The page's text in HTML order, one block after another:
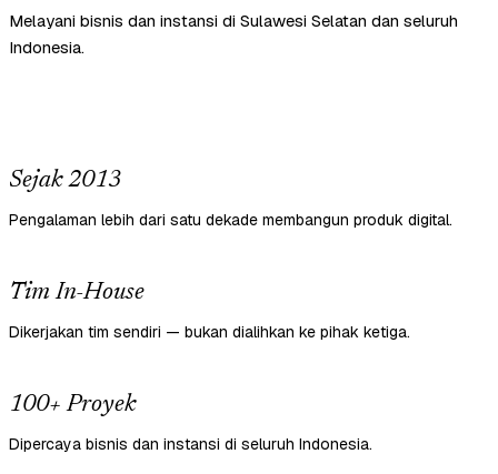
Melayani bisnis dan instansi di Sulawesi Selatan dan seluruh
Indonesia.
Sejak 2013
Pengalaman lebih dari satu dekade membangun produk digital.
Tim In-House
Dikerjakan tim sendiri — bukan dialihkan ke pihak ketiga.
100+ Proyek
Dipercaya bisnis dan instansi di seluruh Indonesia.